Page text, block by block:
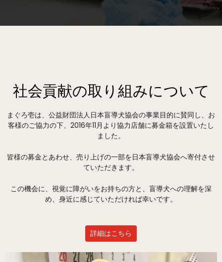
社会貢献の取り組みについて
まぐろ壱は、公益財団法人日本盲導犬協会の事業目的に賛同し、お
客様のご協力の下、2016年11月より協力店舗に募金箱を設置いたし
ました。
皆様の募金とあわせ、売り上げの一部を日本盲導犬協会へ寄付させ
ていただきます。
この機会に、視覚に障がいをお持ちの方と、盲導犬への理解を深
め、身近に感じていただければ幸いです。
詳細はこちら